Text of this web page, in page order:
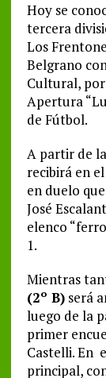
Hoy se
tercera
Los
Belgrano
Cultural,
Apertura
de Fútbol.
A partir de
recibirá en
en duelo
José
elenco
1.
Mientras
(2º B)será
luego de la
primer
Castelli. En
principal,